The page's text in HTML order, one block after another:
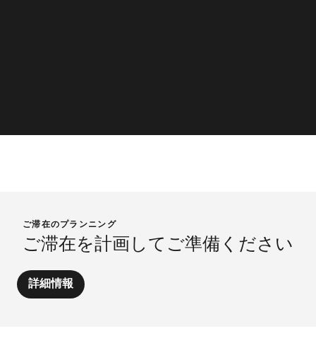
ご滞在のプランニング
ご滞在を計画してご準備ください
詳細情報